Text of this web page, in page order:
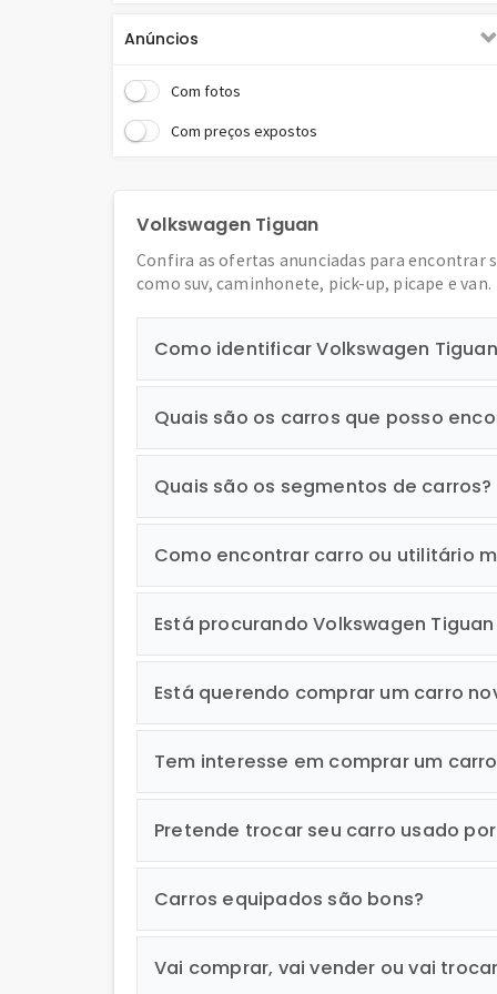
Farol de milha - Carros
Freios ABS - Carros
GPS - Carros
Insul film - Carros
Limpador traseiro - Carros
Multimídia - Carros
Paddle shift - Carros
Rack de teto - Carros
Retrovisor fotocrômico - Carros
Retrovisores elétricos - Carros
Sensor de estacionamento - Carros
Sistema de som - Carros
Start-stop automático - Carros
Start-stop manual - Carros
Teto panorâmico - Carros
Anúncios
Com fotos
Com preços expostos
Volkswagen Tiguan
Confira as ofertas anunciadas para encontrar
como suv, caminhonete, pick-up, picape e van.
Como identificar Volkswagen
Quais são os carros que posso
Quais são os segmentos de carros?
Como encontrar carro ou utilitário
Está procurando Volkswagen
Está querendo comprar um carro
Tem interesse em comprar um
Pretende trocar seu carro usado
Carros equipados são bons?
Vai comprar, vai vender ou vai